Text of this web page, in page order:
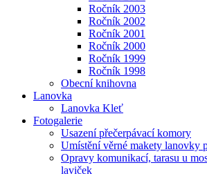
Ročník 2003
Ročník 2002
Ročník 2001
Ročník 2000
Ročník 1999
Ročník 1998
Obecní knihovna
Lanovka
Lanovka Kleť
Fotogalerie
Usazení přečerpávací komory
Umístění věrné makety lanovky
Opravy komunikací, tarasu u
laviček